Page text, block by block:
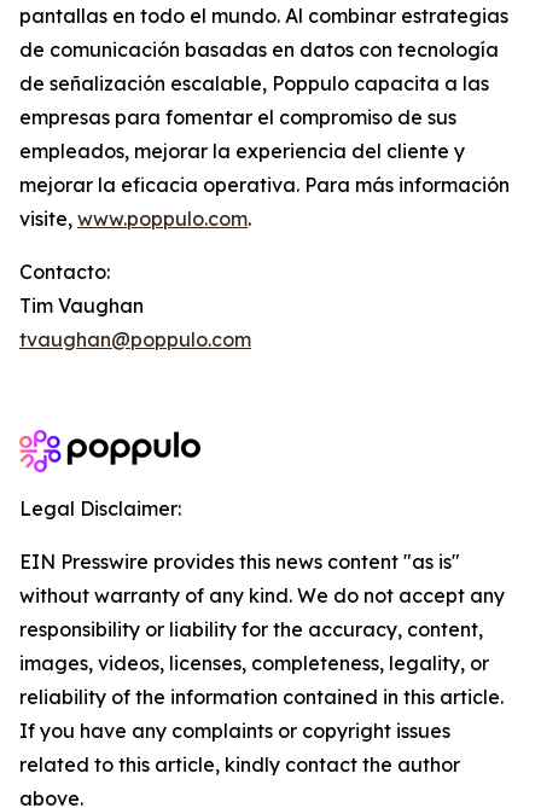
pantallas en todo el mundo. Al combinar estrategias
de comunicación basadas en datos con tecnología
de señalización escalable, Poppulo capacita a las
empresas para fomentar el compromiso de sus
empleados, mejorar la experiencia del cliente y
mejorar la eficacia operativa. Para más información
visite, www.poppulo.com.
Contacto:
Tim Vaughan
tvaughan@poppulo.com
Legal Disclaimer:
EIN Presswire provides this news content "as is"
without warranty of any kind. We do not accept any
responsibility or liability for the accuracy, content,
images, videos, licenses, completeness, legality, or
reliability of the information contained in this article.
If you have any complaints or copyright issues
related to this article, kindly contact the author
above.